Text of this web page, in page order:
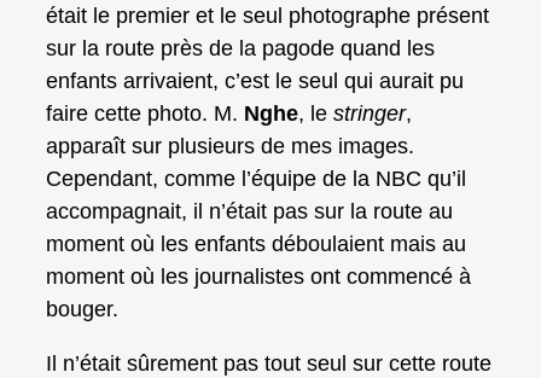
était le premier et le seul photographe présent
sur la route près de la pagode quand les
enfants arrivaient, c’est le seul qui aurait pu
faire cette photo. M. Nghe, le stringer,
apparaît sur plusieurs de mes images.
Cependant, comme l’équipe de la NBC qu’il
accompagnait, il n’était pas sur la route au
moment où les enfants déboulaient mais au
moment où les journalistes ont commencé à
bouger.
Il n’était sûrement pas tout seul sur cette route